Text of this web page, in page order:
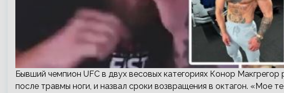
Бывший чемпион UFC в двух весовых категориях Конор Макгрегор
после травмы ноги, и назвал сроки возвращения в октагон. «Мое